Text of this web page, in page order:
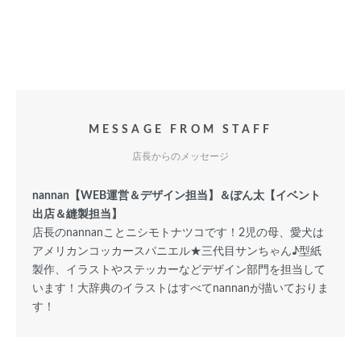
MESSAGE FROM STAFF
店長からのメッセージ
nannan【WEB運営＆デザイン担当】＆ぽん太【イベント
出店＆縫製担当】
店長のnannanことニシモトナツコです！2児の母、愛犬は
アメリカンコッカースパニエル★三代目サンちゃん♪型紙
製作、イラストやステッカーなどデザイン部門を担当して
います！大辞典のイラストはすべてnannanが描いておりま
す！